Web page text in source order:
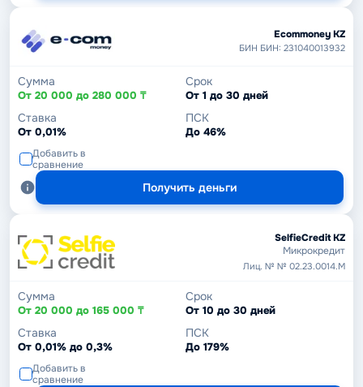
Ecommoney KZ
БИН БИН: 231040013932
Сумма
От 20 000 до 280 000 ₸
Срок
От 1 до 30 дней
Ставка
От 0,01%
ПСК
До 46%
Добавить в
сравнение
Получить деньги
SelfieCredit KZ
Микрокредит
Лиц. № № 02.23.0014.М
Сумма
От 20 000 до 165 000 ₸
Срок
От 10 до 30 дней
Ставка
От 0,01% до 0,3%
ПСК
До 179%
Добавить в
сравнение